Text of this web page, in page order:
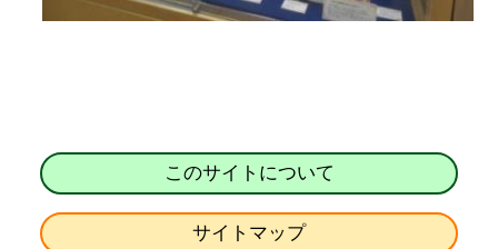
このサイトについて
サイトマップ